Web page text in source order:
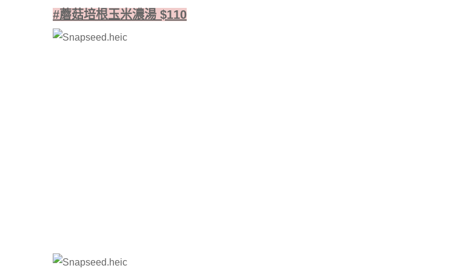
#蘑菇培根玉米濃湯 $110